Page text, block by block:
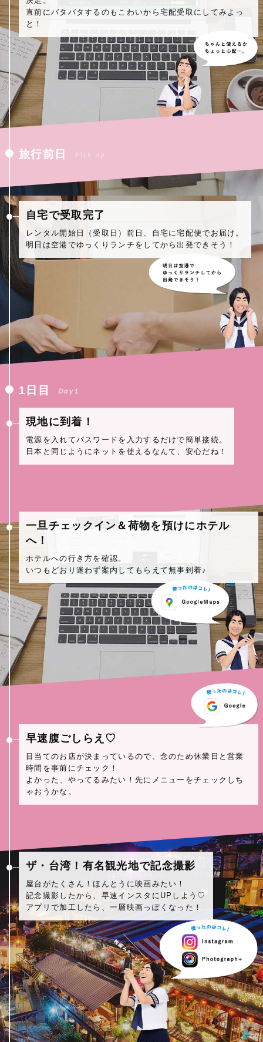
直前にバタバタするのもこわいから宅配受取にしてみよっ
と！
旅行前日 Pick up
自宅で受取完了
レンタル開始日（受取日）前日、自宅に宅配便でお届け。
明日は空港でゆっくりランチをしてから出発できそう！
1日目 Day1
現地に到着！
電源を入れてパスワードを入力するだけで簡単接続。
日本と同じようにネットを使えるなんて、安心だね！
一旦チェックイン＆荷物を預けにホテル
へ！
ホテルへの行き方を確認。
いつもどおり迷わず案内してもらえて無事到着♪
早速腹ごしらえ♡
目当てのお店が決まっているので、念のため休業日と営業
時間を事前にチェック！
よかった、やってるみたい！先にメニューをチェックしち
ゃおうかな。
ザ・台湾！有名観光地で記念撮影
屋台がたくさん！ほんとうに映画みたい！
記念撮影したから、早速インスタにUPしよう♡
アプリで加工したら、一層映画っぽくなった！